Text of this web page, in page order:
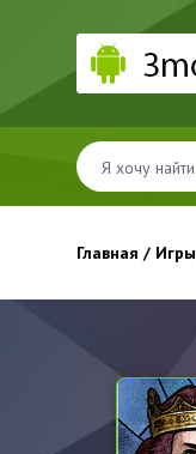
Главная / Игры